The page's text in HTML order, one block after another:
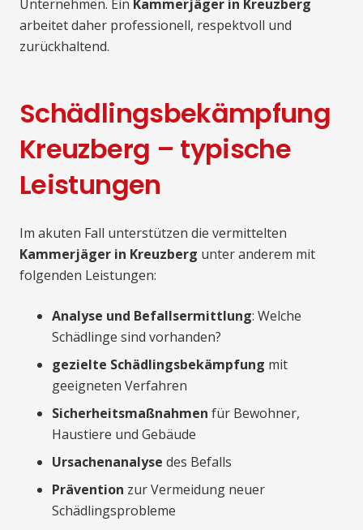
Unternehmen. Ein Kammerjäger in Kreuzberg
arbeitet daher professionell, respektvoll und
zurückhaltend.
Schädlingsbekämpfung
Kreuzberg – typische
Leistungen
Im akuten Fall unterstützen die vermittelten
Kammerjäger in Kreuzberg unter anderem mit
folgenden Leistungen:
Analyse und Befallsermittlung: Welche
Schädlinge sind vorhanden?
gezielte Schädlingsbekämpfung mit
geeigneten Verfahren
Sicherheitsmaßnahmen für Bewohner,
Haustiere und Gebäude
Ursachenanalyse des Befalls
Prävention zur Vermeidung neuer
Schädlingsprobleme